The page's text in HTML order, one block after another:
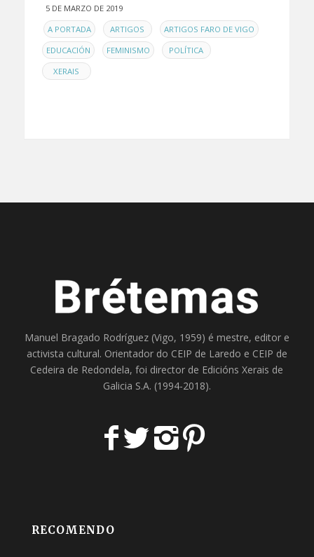
5 DE MARZO DE 2019
ENA PORTADA , ARTIGOS , ARTIGOS FARO DE VIGO ,
EDUCACIÓN , FEMINISMO , POLÍTICA ,
XERAIS
Manuel Bragado Rodríguez (Vigo, 1959) é mestre, editor e
activista cultural. Orientador do CEIP de Laredo e CEIP de
Cedeira de Redondela, foi director de Edicións Xerais de
Galicia S.A. (1994-2018).
RECOMENDO